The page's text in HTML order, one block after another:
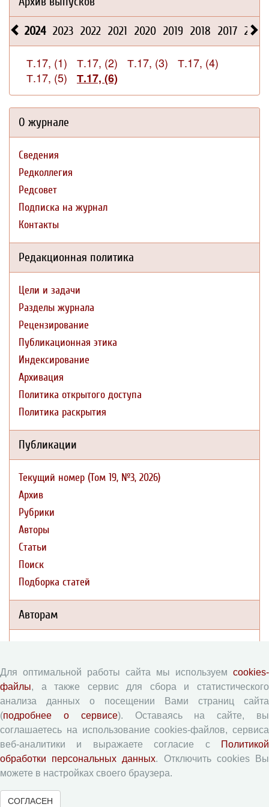
2024 2023 2022 2021 2020 2019 2018 2017 2016
Т.17, (1) Т.17, (2) Т.17, (3)
Т.17, (4)
Т.17, (5)
Т.17, (6)
О журнале
Сведения
Редколлегия
Редсовет
Подписка на журнал
Контакты
Редакционная политика
Цели и задачи
Разделы журнала
Рецензирование
Публикационная этика
Индексирование
Архивация
Политика открытого доступа
Политика раскрытия
Публикации
Текущий номер (Том 19, №3, 2026)
Архив
Рубрики
Авторы
Статьи
Поиск
Подборка статей
Авторам
Типовой лицензионный договор
Согласие на обработку персональных данных
Авторские права
Приватность
Рецензентам
Форма рецензии
Для оптимальной работы сайта мы используем cookies-
файлы, а также сервис для сбора и статистического
анализа данных о посещении Вами страниц сайта
(подробнее о сервисе). Оставаясь на сайте, вы
соглашаетесь на использование cookies-файлов, сервиса
веб-аналитики и выражаете согласие с
Политикой
обработки персональных данных. Отключить cookies Вы
можете в настройках своего браузера.
СОГЛАСЕН